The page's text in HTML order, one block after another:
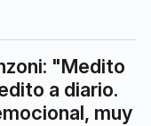
"Medito
a diario.
muy